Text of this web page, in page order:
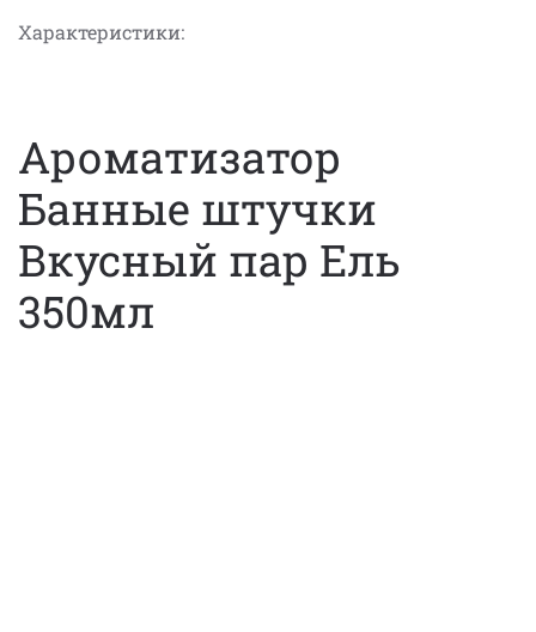
Характеристики:
Ароматизатор
Банные штучки
Вкусный пар Ель
350мл